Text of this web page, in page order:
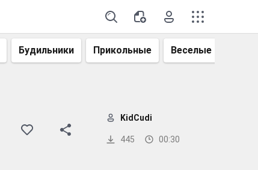
Будильники Прикольные Веселые
445 00:30
KidCudi